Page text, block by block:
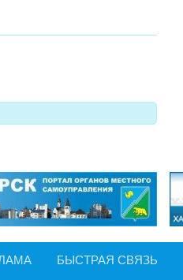
БЫСТРАЯ СВЯЗЬ